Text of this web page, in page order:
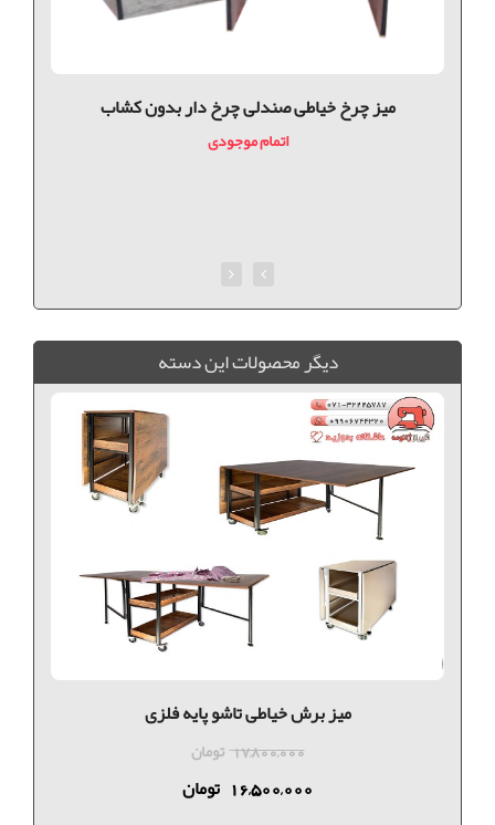
میز چرخ خیاطی صندلی چرخ دار بدون کشاب
اتمام موجودی
ديگر محصولات اين دسته
میز برش خیاطی تاشو پایه فلزی
17,800,000 تومان
16,500,000 تومان